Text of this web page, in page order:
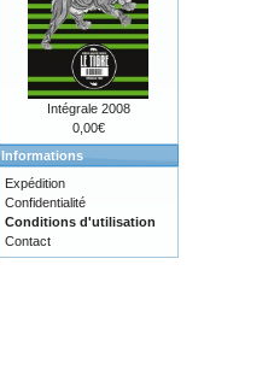
Intégrale 2008
0,00€
Informations
Expédition
Confidentialité
Conditions d'utilisation
Contact